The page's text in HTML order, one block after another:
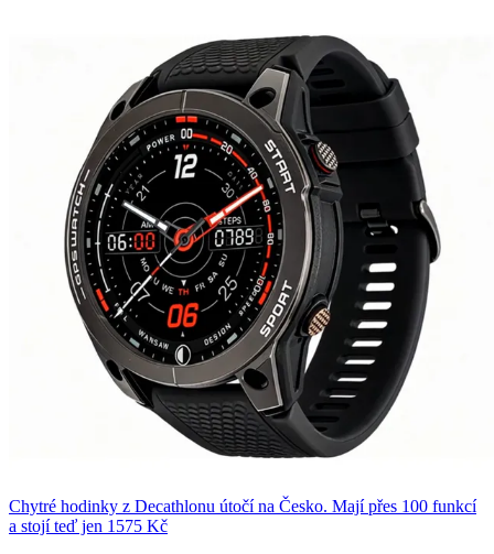
Chytré hodinky z Decathlonu útočí na Česko. Mají přes 100 funkcí
a stojí teď jen 1575 Kč